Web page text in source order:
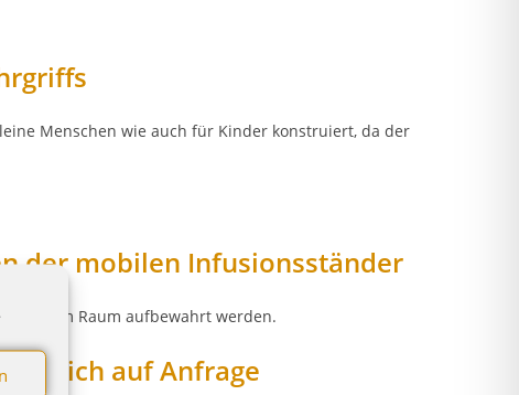
Menschen wie auch für Kinder konstruiert, da der
der mobilen Infusionsständer
Raum aufbewahrt werden.
auf Anfrage